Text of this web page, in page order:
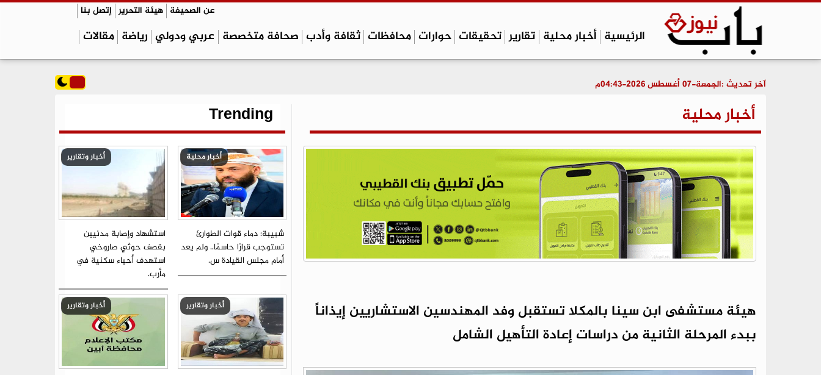
عن الصحيفة هيئة التحرير إتصل بنا
الرئيسية أخبار محلية تقارير تحقيقات حوارات محافظات ثقافة وأدب صحافة متخصصة عربي ودولي رياضة مقالات
آخر تحديث :الجمعة-07 أغسطس 2026-04:43م
أخبار محلية
هيئة مستشفى ابن سينا بالمكلا تستقبل وفد المهندسين الاستشاريين إيذاناً
ببدء المرحلة الثانية من دراسات إعادة التأهيل الشامل
Trending
أخبار محلية
شبيبة: دماء قوات الطوارئ
تستوجب قرارًا حاسمًا.. ولم يعد
أمام مجلس القيادة س.
أخبار وتقارير
استشهاد وإصابة مدنيين
بقصف حوثي صاروخي
استهدف أحياء سكنية في
مأرب.
أخبار وتقارير أخبار وتقارير